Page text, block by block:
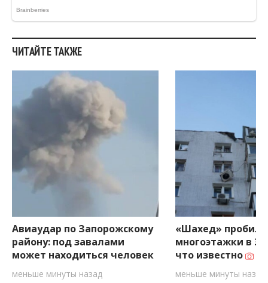
ЧИТАЙТЕ ТАКЖЕ
Авиаудар по Запорожскому
району: под завалами
может находиться человек
меньше минуты назад
«Шахед» пробил
многоэтажки в
что известно
меньше минуты назад